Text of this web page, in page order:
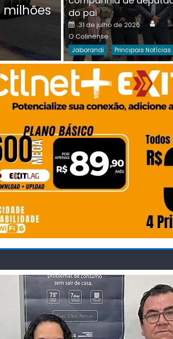
milhões
on
30 de julho de 2026 O
Destaques Da Semana
do pai
Posted
on
31 de julho de 2026
O Colinense
Jaborandi Principais Notícias